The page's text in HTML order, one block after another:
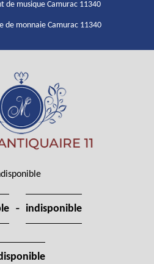
de musique Camurac 11340
de monnaie Camurac 11340
- indisponible